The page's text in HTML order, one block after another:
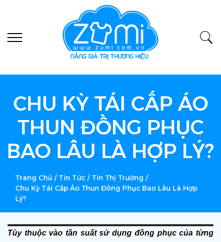
CHU KỲ TÁI CẤP ÁO
THUN ĐỒNG PHỤC
BAO LÂU LÀ HỢP LÝ?
Trang Chủ / Tin Tức / Tin Thị Trường /
Chu Kỳ Tái Cấp Áo Thun Đồng Phục Bao Lâu Là Hợp
Lý?
Tùy thuộc vào tần suất sử dụng đồng phục của từng